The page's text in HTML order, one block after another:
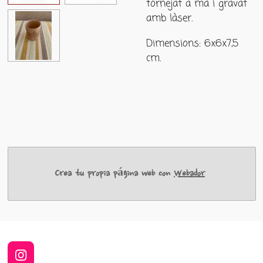
tornejat a mà i gravat
amb làser.
Dimensions: 6x6x7,5
cm.
Crea tu propia página web con Webador
I